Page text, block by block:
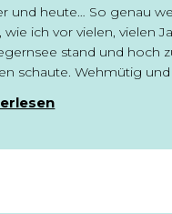
und heute… So genau
wie ich vor vielen, vielen
stand und hoch
schaute. Wehmütig und